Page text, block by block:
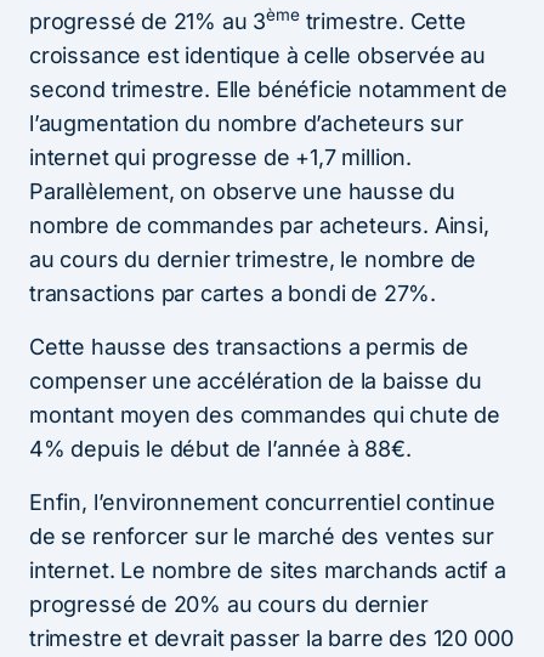
progressé de 21% au 3èmetrimestre. Cette
croissance est identique à celle observée au
second trimestre. Elle bénéficie notamment de
l’augmentation du nombre d’acheteurs sur
internet qui progresse de +1,7 million.
Parallèlement, on observe une hausse du
nombre de commandes par acheteurs. Ainsi,
au cours du dernier trimestre, le nombre de
transactions par cartes a bondi de 27%.
Cette hausse des transactions a permis de
compenser une accélération de la baisse du
montant moyen des commandes qui chute de
4% depuis le début de l’année à 88€.
Enfin, l’environnement concurrentiel continue
de se renforcer sur le marché des ventes sur
internet. Le nombre de sites marchands actif a
progressé de 20% au cours du dernier
trimestre et devrait passer la barre des 120 000